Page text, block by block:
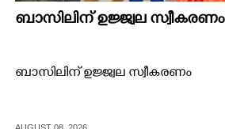
ബാസിലിന് ഉജ്ജ്വല സ്വീകരണം
ബാസിലിന് ഉജ്ജ്വല സ്വീകരണം
AUGUST 08, 2026